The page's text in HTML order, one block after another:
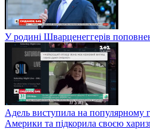
У родині Шварценеггерів
Адель виступила на популярному
Америки та підкорила своєю